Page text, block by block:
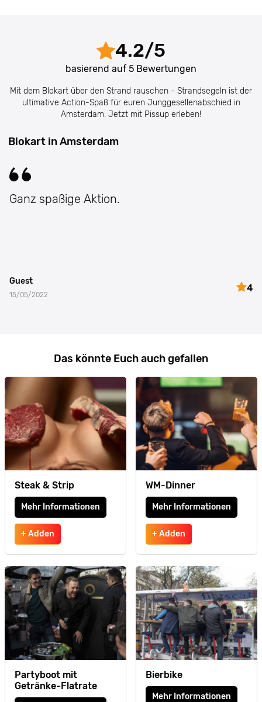
4.2/5
basierend auf 5 Bewertungen
Mit dem Blokart über den Strand rauschen - Strandsegeln ist der
ultimative Action-Spaß für euren Junggesellenabschied in
Amsterdam. Jetzt mit Pissup erleben!
Blokart in Amsterdam
Ganz spaßige Aktion.
Guest
15/05/2022
4
Das könnte Euch auch gefallen
Steak & Strip
Mehr Informationen
+ Adden
WM-Dinner
Mehr Informationen
+ Adden
Partyboot mit
Getränke-Flatrate
Bierbike
Mehr Informationen